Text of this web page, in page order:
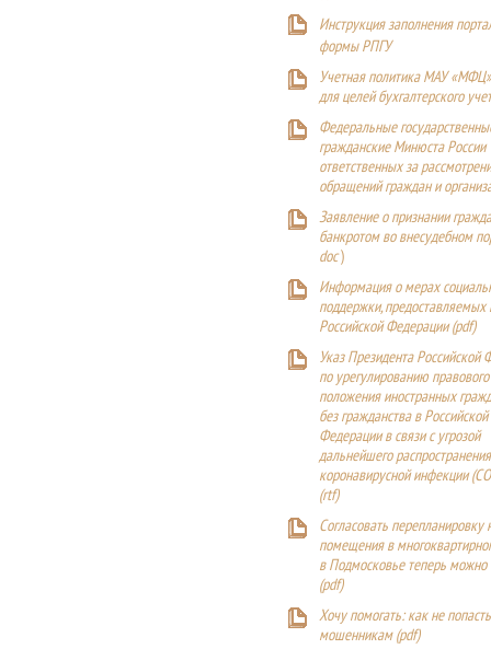
Инструкция заполнения
формы РПГУ
Учетная политика МАУ
для целей бухгалтерского
Федеральные
гражданские Минюста России
ответственных за
обращений граждан и
Заявление о признании
банкротом во внесудебном
doc)
Информация о мерах
поддержки,
Российской Федерации (pdf)
Указ Президента Российской
по урегулированию правового
положения иностранных
без гражданства в Российской
Федерации в связи с угрозой
дальнейшего
коронавирусной инфекции
(rtf)
Согласовать перепланировку
помещения в
в Подмосковье теперь можно
(pdf)
Хочу помогать: как не
мошенникам (pdf)